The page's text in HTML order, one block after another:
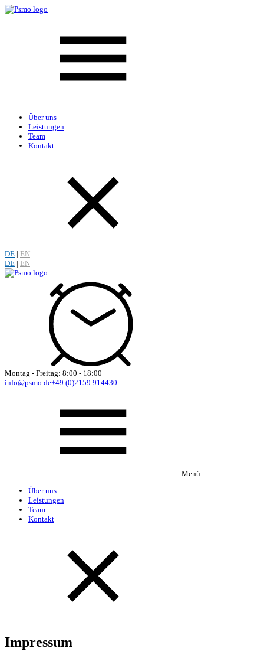
Über uns
Leistungen
Team
Kontakt
DE | EN
DE | EN
Montag - Freitag: 8:00 - 18:00
info@psmo.de+49 (0)2159 914430
Menü
Über uns
Leistungen
Team
Kontakt
Impressum